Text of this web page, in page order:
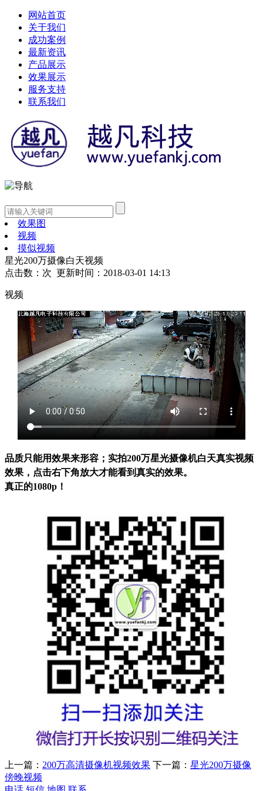
网站首页
关于我们
成功案例
最新资讯
产品展示
效果展示
服务支持
联系我们
效果图
视频
摸似视频
星光200万摄像白天视频
点击数： 次 更新时间：2018-03-01 14:13
视频
品质只能用效果来形容；实拍200万星光摄像机白天真实视频
效果，点击右下角放大才能看到真实的效果。
真正的1080p ！
上一篇： 200万高清摄像机视频效果 下一篇： 星光200万摄像
傍晚视频